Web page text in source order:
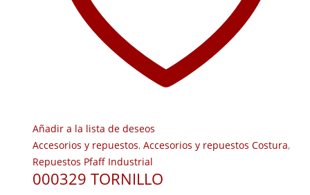
Añadir a la lista de deseos
Accesorios y repuestos, Accesorios y repuestos Costura,
Repuestos Pfaff Industrial
000329 TORNILLO